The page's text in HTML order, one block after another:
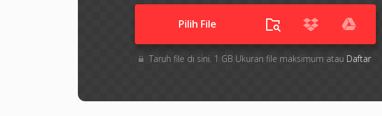
Pilih File
Taruh file di sini. 1 GB Ukuran file maksimum atau Daftar